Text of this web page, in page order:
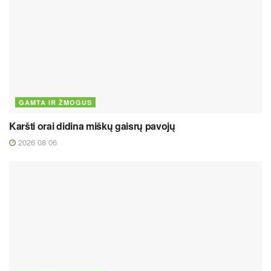
GAMTA IR ŽMOGUS
Karšti orai didina miškų gaisrų pavojų
2026 08 06